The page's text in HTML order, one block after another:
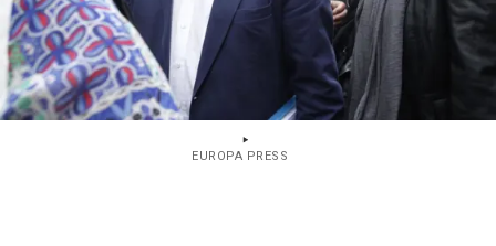
EUROPA PRESS